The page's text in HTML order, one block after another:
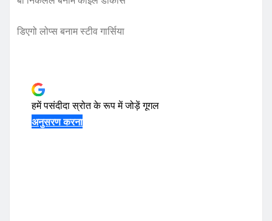
डिएगो लोप्स बनाम स्टीव गार्सिया
हमें पसंदीदा स्रोत के रूप में जोड़ेंगूगल
अनुसरण करना